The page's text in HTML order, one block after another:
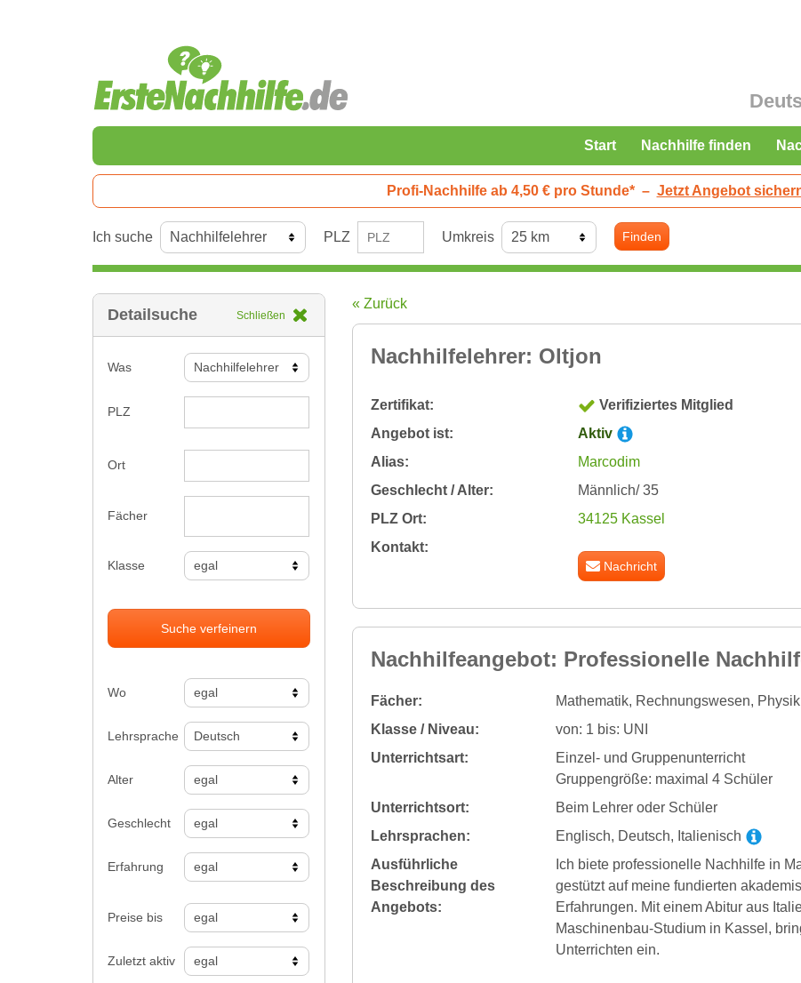
Start Nachhilfe finden
Profi-Nachhilfe ab 4,50 € pro Stunde* – Jetzt Angebot
Ich suche PLZ Umkreis Finden
Detailsuche Schließen
Was
PLZ
Ort
Fächer
Klasse
Suche verfeinern
Wo
Lehrsprache
Alter
Geschlecht
Erfahrung
Preise bis
Zuletzt aktiv
« Zurück
Nachhilfelehrer: Oltjon
Zertifikat:
Verifiziertes Mitglied
Angebot ist:
Aktiv
Alias:
Marcodim
Geschlecht / Alter:
Männlich/ 35
PLZ Ort:
34125 Kassel
Kontakt:
Nachricht
Nachhilfeangebot: Professionelle
Fächer:
Mathematik, Rechnungswesen,
Klasse / Niveau:
von: 1 bis: UNI
Unterrichtsart:
Einzel- und Gruppenunterricht
Gruppengröße: maximal 4 Schüler
Unterrichtsort:
Beim Lehrer oder Schüler
Lehrsprachen:
Englisch, Deutsch, Italienisch
Ausführliche
Beschreibung des
Angebots:
Ich biete professionelle Nachhilfe in
gestützt auf meine fundierten
Erfahrungen. Mit einem Abitur aus
Maschinenbau-Studium in Kassel,
Unterrichten ein.